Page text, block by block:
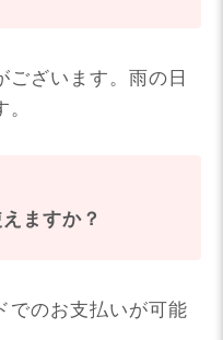
ざいます。雨の日
ますか？
でのお支払いが可能